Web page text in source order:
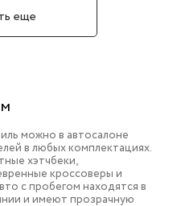
еще
можно в автосалоне
в любых комплектациях.
хэтчбеки,
кроссоверы и
с пробегом находятся в
и имеют прозрачную